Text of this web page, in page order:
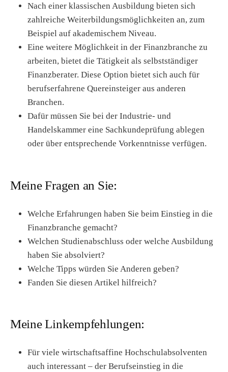
Nach einer klassischen Ausbildung bieten sich
zahlreiche Weiterbildungsmöglichkeiten an, zum
Beispiel auf akademischem Niveau.
Eine weitere Möglichkeit in der Finanzbranche zu
arbeiten, bietet die Tätigkeit als selbstständiger
Finanzberater. Diese Option bietet sich auch für
berufserfahrene Quereinsteiger aus anderen
Branchen.
Dafür müssen Sie bei der Industrie- und
Handelskammer eine Sachkundeprüfung ablegen
oder über entsprechende Vorkenntnisse verfügen.
Meine Fragen an Sie:
Welche Erfahrungen haben Sie beim Einstieg in die
Finanzbranche gemacht?
Welchen Studienabschluss oder welche Ausbildung
haben Sie absolviert?
Welche Tipps würden Sie Anderen geben?
Fanden Sie diesen Artikel hilfreich?
Meine Linkempfehlungen:
Für viele wirtschaftsaffine Hochschulabsolventen
auch interessant – der Berufseinstieg in die